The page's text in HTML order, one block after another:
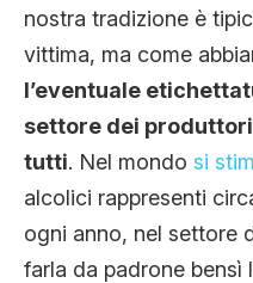
nostra tradizione è
vittima, ma come
l’eventuale
settore dei
tutti. Nel mondo si
alcolici rappresenti
ogni anno, nel settore
farla da padrone bensì